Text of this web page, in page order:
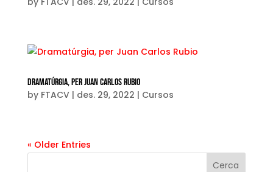
Dramatúrgia, per Juan Carlos Rubio
by FTACV| des. 29, 2022 | Cursos
« Older Entries
Cerca